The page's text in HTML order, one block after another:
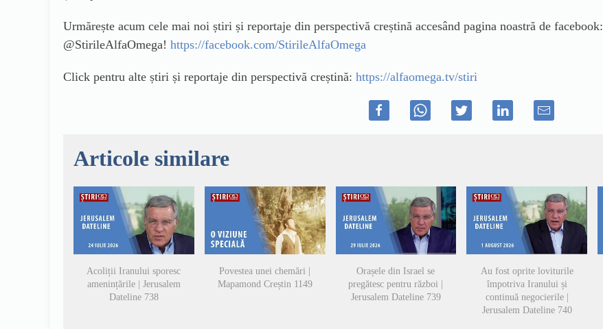
Urmărește acum cele mai noi știri și reportaje din perspectivă creștină accesând pagina noastră de facebook:
@StirileAlfaOmega! https://facebook.com/StirileAlfaOmega
Click pentru alte știri și reportaje din perspectivă creștină: https://alfaomega.tv/stiri
Articole similare
Acoliții Iranului sporesc
amenințările | Jerusalem
Dateline 738
Povestea unei chemări |
Mapamond Creștin 1149
Orașele din Israel se
pregătesc pentru război |
Jerusalem Dateline 739
Au fost oprite loviturile
împotriva Iranului și
continuă negocierile |
Jerusalem Dateline 740